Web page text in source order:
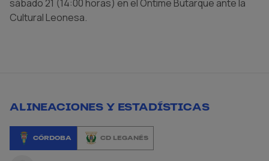
sábado 21 (14:00 horas) en el Ontime Butarque ante la
Cultural Leonesa.
ALINEACIONES Y ESTADÍSTICAS
CÓRDOBA CD LEGANÉS